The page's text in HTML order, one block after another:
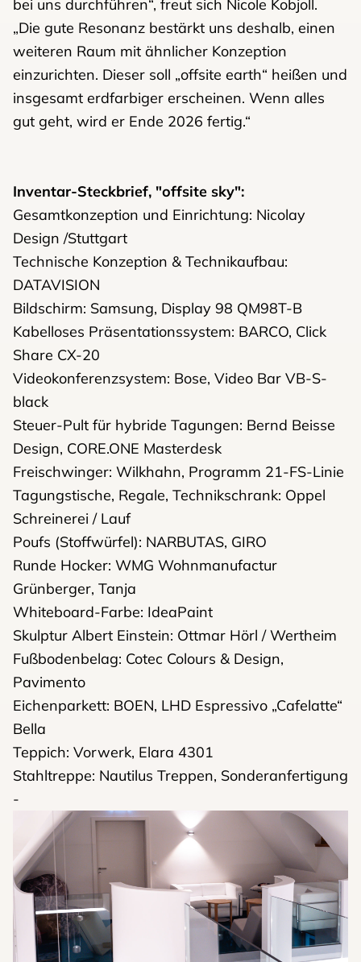
bei uns durchführen“, freut sich Nicole Kobjoll.
„Die gute Resonanz bestärkt uns deshalb, einen
weiteren Raum mit ähnlicher Konzeption
einzurichten. Dieser soll „offsite earth“ heißen und
insgesamt erdfarbiger erscheinen. Wenn alles
gut geht, wird er Ende 2026 fertig.“
Inventar-Steckbrief, "offsite sky":
Gesamtkonzeption und Einrichtung: Nicolay
Design /Stuttgart
Technische Konzeption & Technikaufbau:
DATAVISION
Bildschirm: Samsung, Display 98 QM98T-B
Kabelloses Präsentationssystem: BARCO, Click
Share CX-20
Videokonferenzsystem: Bose, Video Bar VB-S-
black
Steuer-Pult für hybride Tagungen: Bernd Beisse
Design, CORE.ONE Masterdesk
Freischwinger: Wilkhahn, Programm 21-FS-Linie
Tagungstische, Regale, Technikschrank: Oppel
Schreinerei / Lauf
Poufs (Stoffwürfel): NARBUTAS, GIRO
Runde Hocker: WMG Wohnmanufactur
Grünberger, Tanja
Whiteboard-Farbe: IdeaPaint
Skulptur Albert Einstein: Ottmar Hörl / Wertheim
Fußbodenbelag: Cotec Colours & Design,
Pavimento
Eichenparkett: BOEN, LHD Espressivo „Cafelatte“
Bella
Teppich: Vorwerk, Elara 4301
Stahltreppe: Nautilus Treppen, Sonderanfertigung
-